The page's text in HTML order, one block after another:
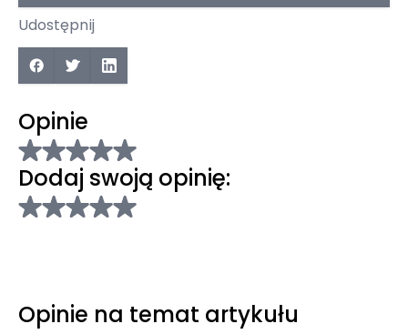
Udostępnij
Opinie
Dodaj swoją opinię:
Opinie na temat artykułu